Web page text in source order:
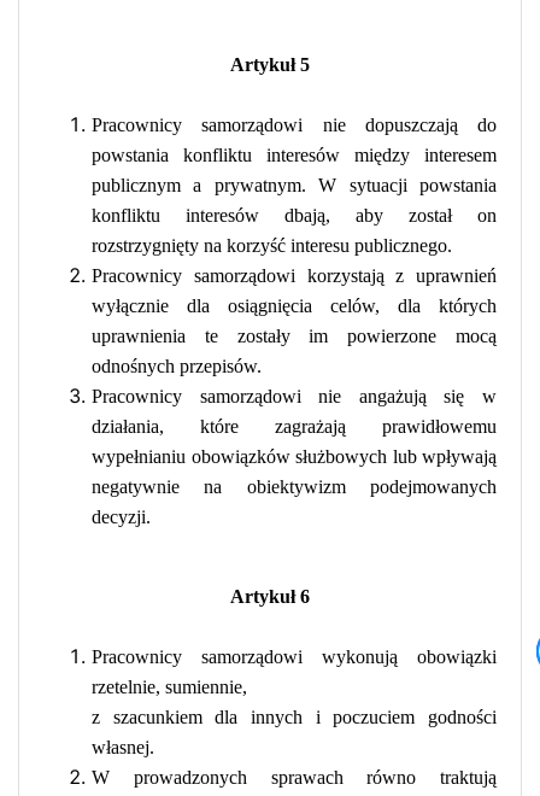
Artykuł 5
Pracownicy samorządowi nie dopuszczają do
powstania konfliktu interesów między interesem
publicznym a prywatnym. W sytuacji powstania
konfliktu interesów dbają, aby został on
rozstrzygnięty na korzyść interesu publicznego.
Pracownicy samorządowi korzystają z uprawnień
wyłącznie dla osiągnięcia celów, dla których
uprawnienia te zostały im powierzone mocą
odnośnych przepisów.
Pracownicy samorządowi nie angażują się w
działania, które zagrażają prawidłowemu
wypełnianiu obowiązków służbowych lub wpływają
negatywnie na obiektywizm podejmowanych
decyzji.
Artykuł 6
Pracownicy samorządowi wykonują obowiązki
rzetelnie, sumiennie,
z szacunkiem dla innych i poczuciem godności
własnej.
W prowadzonych sprawach równo traktują